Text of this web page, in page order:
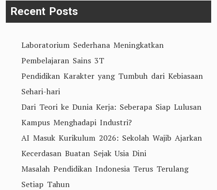
Recent Posts
Laboratorium Sederhana Meningkatkan
Pembelajaran Sains 3T
Pendidikan Karakter yang Tumbuh dari Kebiasaan
Sehari-hari
Dari Teori ke Dunia Kerja: Seberapa Siap Lulusan
Kampus Menghadapi Industri?
AI Masuk Kurikulum 2026: Sekolah Wajib Ajarkan
Kecerdasan Buatan Sejak Usia Dini
Masalah Pendidikan Indonesia Terus Terulang
Setiap Tahun